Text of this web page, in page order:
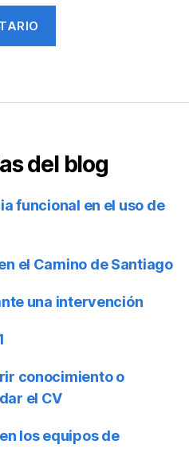
del blog
funcional en el uso de
el Camino de Santiago
una intervención
conocimiento o
el CV
los equipos de